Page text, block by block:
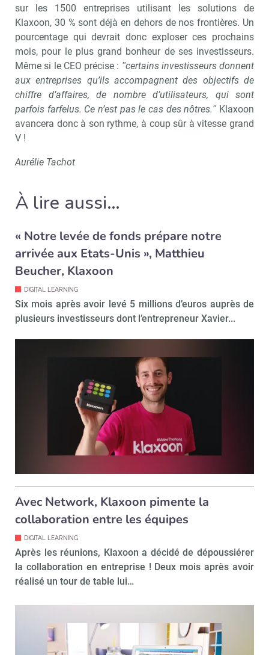
sur les 1500 entreprises utilisant les solutions de
Klaxoon, 30 % sont déjà en dehors de nos frontières. Un
pourcentage qui devrait donc exploser ces prochains
mois, pour le plus grand bonheur de ses investisseurs.
Même si le CEO précise : ʺcertains investisseurs donnent
aux entreprises qu’ils accompagnent des objectifs de
chiffre d’affaires, de nombre d’utilisateurs, qui sont
parfois farfelus. Ce n’est pas le cas des nôtres.ʺ Klaxoon
avancera donc à son rythme, à coup sûr à vitesse grand
V !
Aurélie Tachot
À lire aussi…
« Notre levée de fonds prépare notre
arrivée aux Etats-Unis », Matthieu
Beucher, Klaxoon
DIGITAL LEARNING
Six mois après avoir levé 5 millions d’euros auprès de
plusieurs investisseurs dont l’entrepreneur Xavier...
Avec Network, Klaxoon pimente la
collaboration entre les équipes
DIGITAL LEARNING
Après les réunions, Klaxoon a décidé de dépoussiérer
la collaboration en entreprise ! Deux mois après avoir
réalisé un tour de table lui…
Recevoir RH MatinAbonnez-
Non merci, je reçois déjà
!